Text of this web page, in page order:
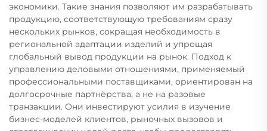
экономики. Такие знания позволяют им разрабатывать
продукцию, соответствующую требованиям сразу
нескольких рынков, сокращая необходимость в
региональной адаптации изделий и упрощая
глобальный вывод продукции на рынок. Подход к
управлению деловыми отношениями, применяемый
профессиональными поставщиками, ориентирован на
долгосрочные партнёрства, а не на разовые
транзакции. Они инвестируют усилия в изучение
бизнес-моделей клиентов, рыночных вызовов и